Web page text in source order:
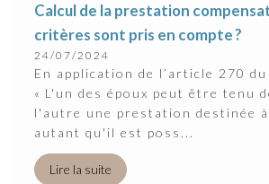
Calcul de la prestation
critères sont pris en compte ?
24/07/2024
En application de l’article 270 du
« L'un des époux peut être tenu
l'autre une prestation destinée à
autant qu'il est poss...
Lire la suite